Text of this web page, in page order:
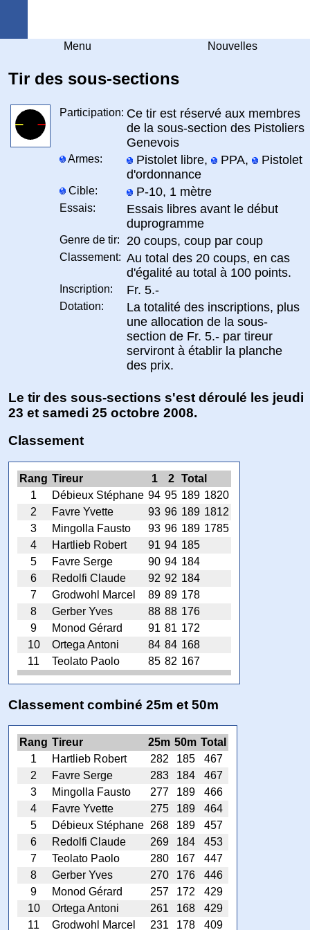
Menu Nouvelles
Tir des sous-sections
Participation: Ce tir est réservé aux membres
de la sous-section des Pistoliers
Genevois
Armes: Pistolet libre, PPA,
Pistolet
d'ordonnance
Cible: P-10, 1 mètre
Essais:
Essais libres avant le début
duprogramme
Genre de tir: 20 coups, coup par coup
Classement: Au total des 20 coups, en cas
d'égalité au total à 100 points.
Inscription: Fr. 5.-
Dotation:
La totalité des inscriptions, plus
une allocation de la sous-
section de Fr. 5.- par tireur
serviront à établir la planche
des prix.
Le tir des sous-sections s'est déroulé les jeudi
23 et samedi 25 octobre 2008.
Classement
Rang Tireur 1 2
Total
1
Débieux Stéphane 94 95 189 1820
2
Favre Yvette 93 96 189 1812
3
Mingolla Fausto 93 96 189 1785
4
Hartlieb Robert 91 94 185
5
Favre Serge 90 94 184
6
Redolfi Claude 92 92 184
7
Grodwohl Marcel 89 89 178
8
Gerber Yves 88 88 176
9
Monod Gérard 91 81 172
10
Ortega Antoni 84 84 168
11
Teolato Paolo 85 82 167
Classement combiné 25m et 50m
Rang Tireur 25m 50m Total
1
Hartlieb Robert 282 185
467
2
Favre Serge 283 184
467
3
Mingolla Fausto 277 189
466
4
Favre Yvette 275 189
464
5
Débieux Stéphane 268 189
457
6
Redolfi Claude 269 184
453
7
Teolato Paolo 280 167
447
8
Gerber Yves 270 176
446
9
Monod Gérard 257 172
429
10
Ortega Antoni 261 168
429
11
Grodwohl Marcel 231 178 409